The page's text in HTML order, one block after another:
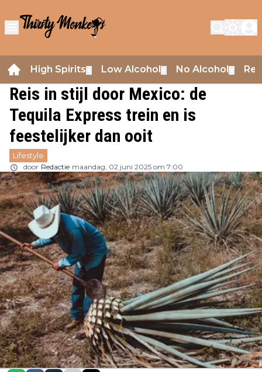
High Spirits Low Alcohol No Alcohol
Reis in stijl door Mexico: de
Tequila Express trein en is
feestelijker dan ooit
Lifestyle
door Redactie maandag, 02 juni 2025 om 7:00